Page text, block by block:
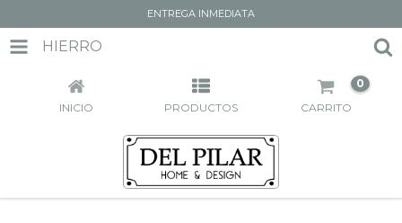
ENTREGA INMEDIATA
HIERRO
INICIO PRODUCTOS CARRITO
0